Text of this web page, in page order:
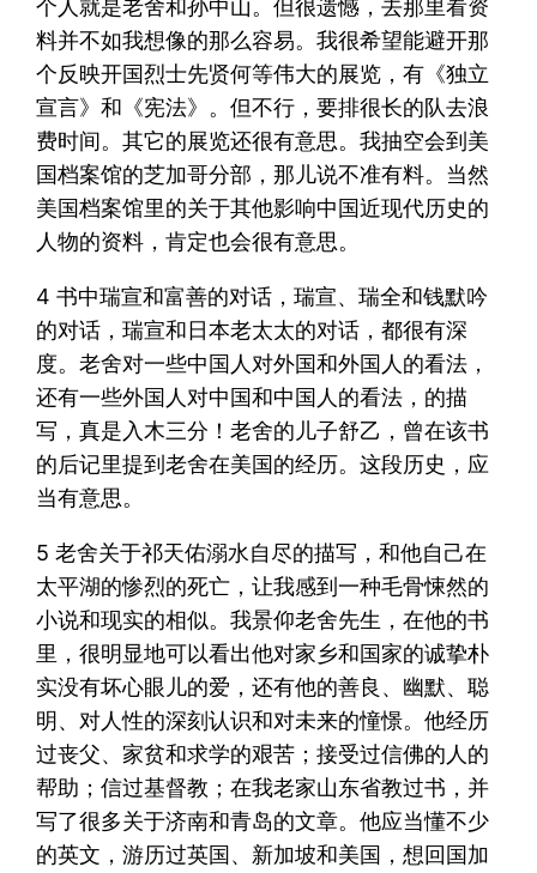
个人就是老舍和孙中山。但很遗憾，去那里看资
料并不如我想像的那么容易。我很希望能避开那
个反映开国烈士先贤何等伟大的展览，有《独立
宣言》和《宪法》。但不行，要排很长的队去浪
费时间。其它的展览还很有意思。我抽空会到美
国档案馆的芝加哥分部，那儿说不准有料。当然
美国档案馆里的关于其他影响中国近现代历史的
人物的资料，肯定也会很有意思。
4 书中瑞宣和富善的对话，瑞宣、瑞全和钱默吟
的对话，瑞宣和日本老太太的对话，都很有深
度。老舍对一些中国人对外国和外国人的看法，
还有一些外国人对中国和中国人的看法，的描
写，真是入木三分！老舍的儿子舒乙，曾在该书
的后记里提到老舍在美国的经历。这段历史，应
当有意思。
5 老舍关于祁天佑溺水自尽的描写，和他自己在
太平湖的惨烈的死亡，让我感到一种毛骨悚然的
小说和现实的相似。我景仰老舍先生，在他的书
里，很明显地可以看出他对家乡和国家的诚挚朴
实没有坏心眼儿的爱，还有他的善良、幽默、聪
明、对人性的深刻认识和对未来的憧憬。他经历
过丧父、家贫和求学的艰苦；接受过信佛的人的
帮助；信过基督教；在我老家山东省教过书，并
写了很多关于济南和青岛的文章。他应当懂不少
的英文，游历过英国、新加坡和美国，想回国加